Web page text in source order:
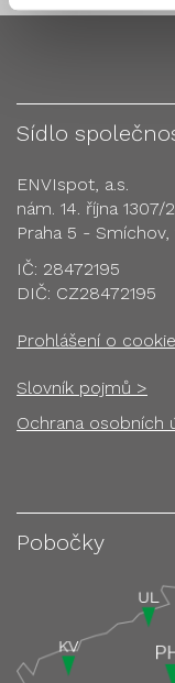
Sídlo
ENVIspot, a.s.
nám. 14. října 1307/2
Praha 5 - Smíchov,
IČ: 28472195
DIČ: CZ28472195
Prohlášení o
Slovník pojmů >
Ochrana osobních
Pobočky